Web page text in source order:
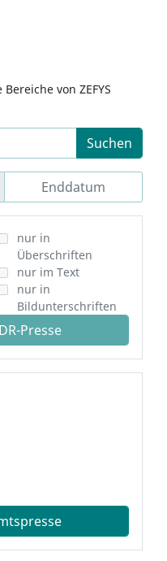
von ZEFYS
Suchen
nur in
Überschriften
nur im Text
nur in
Bildunterschriften
Presse